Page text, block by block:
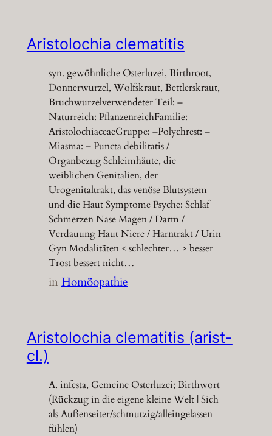
Aristolochia clematitis
syn. gewöhnliche Osterluzei, Birthroot,
Donnerwurzel, Wolfskraut, Bettlerskraut,
Bruchwurzelverwendeter Teil: –
Naturreich: PflanzenreichFamilie:
AristolochiaceaeGruppe: –Polychrest: –
Miasma: – Puncta debilitatis /
Organbezug Schleimhäute, die
weiblichen Genitalien, der
Urogenitaltrakt, das venöse Blutsystem
und die Haut Symptome Psyche: Schlaf
Schmerzen Nase Magen / Darm /
Verdauung Haut Niere / Harntrakt / Urin
Gyn Modalitäten < schlechter… > besser
Trost bessert nicht…
inHomöopathie
Aristolochia clematitis (arist-
cl.)
A. infesta, Gemeine Osterluzei; Birthwort
(Rückzug in die eigene kleine Welt | Sich
als Außenseiter/schmutzig/alleingelassen
fühlen)